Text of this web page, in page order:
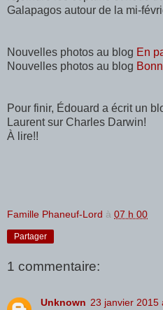
Galapagos autour de la mi-
Nouvelles photos au blog En
Nouvelles photos au blog
Pour finir, Édouard a écrit un
Laurent sur Charles Darwin!
À lire!!
Famille Phaneuf-Lord à 07 h 00
Partager
1 commentaire:
Unknown 23 janvier 2015